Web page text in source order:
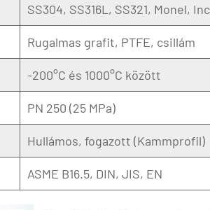
SS304, SS316L, SS321, Monel,
Rugalmas grafit, PTFE, csillám
-200°C és 1000°C között
PN 250 (25 MPa)
Hullámos, fogazott (Kammprofil)
ASME B16.5, DIN, JIS, EN